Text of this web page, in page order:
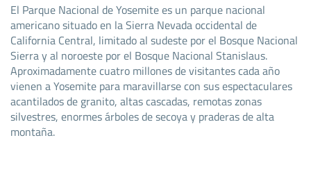
El Parque Nacional de Yosemite es un parque nacional
americano situado en la Sierra Nevada occidental de
California Central, limitado al sudeste por el Bosque Nacional
Sierra y al noroeste por el Bosque Nacional Stanislaus.
Aproximadamente cuatro millones de visitantes cada año
vienen a Yosemite para maravillarse con sus espectaculares
acantilados de granito, altas cascadas, remotas zonas
silvestres, enormes árboles de secoya y praderas de alta
montaña.